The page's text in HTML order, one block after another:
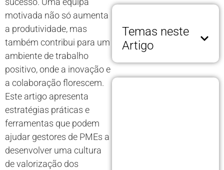
motivada não só aumenta
a produtividade, mas
também contribui para um
ambiente de trabalho
positivo, onde a inovação e
a colaboração florescem.
Este artigo apresenta
estratégias práticas e
ferramentas que podem
ajudar gestores de PMEs a
desenvolver uma cultura
de valorização dos
Temas neste
Artigo